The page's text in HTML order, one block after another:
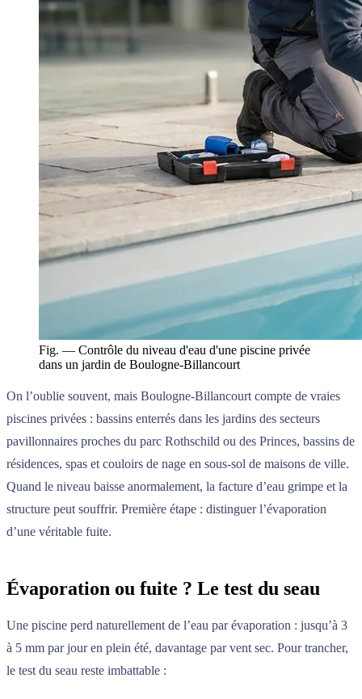
Fig. — Contrôle du niveau d'eau d'une piscine privée
dans un jardin de Boulogne-Billancourt
On l’oublie souvent, mais Boulogne-Billancourt compte de vraies
piscines privées : bassins enterrés dans les jardins des secteurs
pavillonnaires proches du parc Rothschild ou des Princes, bassins de
résidences, spas et couloirs de nage en sous-sol de maisons de ville.
Quand le niveau baisse anormalement, la facture d’eau grimpe et la
structure peut souffrir. Première étape : distinguer l’évaporation
d’une véritable fuite.
Évaporation ou fuite ? Le test du seau
Une piscine perd naturellement de l’eau par évaporation : jusqu’à 3
à 5 mm par jour en plein été, davantage par vent sec. Pour trancher,
le test du seau reste imbattable :